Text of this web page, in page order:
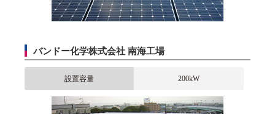
バンドー化学株式会社 南海工場
設置容量 200kW